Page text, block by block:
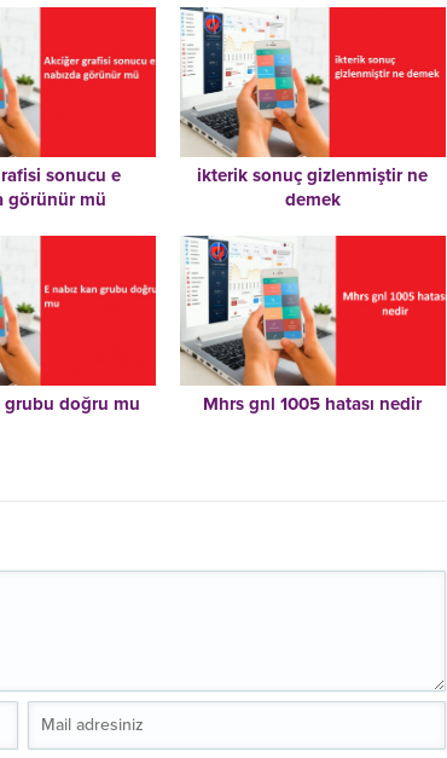
sonucu e
görünür mü
ikterik sonuç gizlenmiştir ne
demek
grubu doğru mu Mhrs gnl 1005 hatası nedir